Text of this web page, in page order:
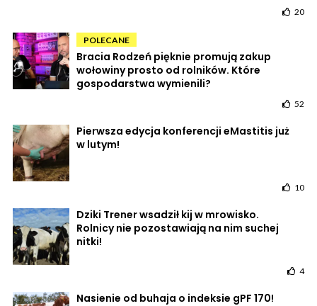
20
POLECANE
Bracia Rodzeń pięknie promują zakup
wołowiny prosto od rolników. Które
gospodarstwa wymienili?
52
Pierwsza edycja konferencji eMastitis już
w lutym!
10
Dziki Trener wsadził kij w mrowisko.
Rolnicy nie pozostawiają na nim suchej
nitki!
4
Nasienie od buhaja o indeksie gPF 170!